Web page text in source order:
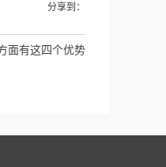
分享到：
面有这四个优势